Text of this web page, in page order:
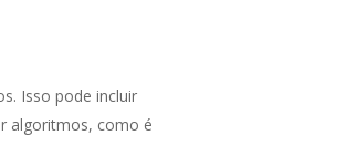
Isso pode incluir
algoritmos, como é